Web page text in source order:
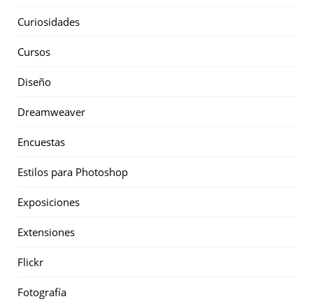
Curiosidades
Cursos
Diseño
Dreamweaver
Encuestas
Estilos para Photoshop
Exposiciones
Extensiones
Flickr
Fotografía